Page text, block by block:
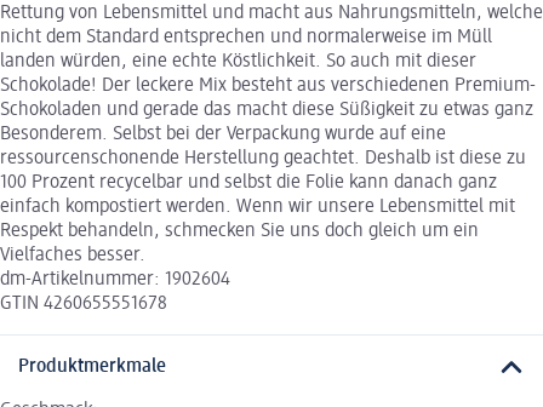
Rettung von Lebensmittel und macht aus Nahrungsmitteln, welche
nicht dem Standard entsprechen und normalerweise im Müll
landen würden, eine echte Köstlichkeit. So auch mit dieser
Schokolade! Der leckere Mix besteht aus verschiedenen Premium-
Schokoladen und gerade das macht diese Süßigkeit zu etwas ganz
Besonderem. Selbst bei der Verpackung wurde auf eine
ressourcenschonende Herstellung geachtet. Deshalb ist diese zu
100 Prozent recycelbar und selbst die Folie kann danach ganz
einfach kompostiert werden. Wenn wir unsere Lebensmittel mit
Respekt behandeln, schmecken Sie uns doch gleich um ein
Vielfaches besser.
dm-Artikelnummer: 1902604
GTIN 4260655551678
Produktmerkmale